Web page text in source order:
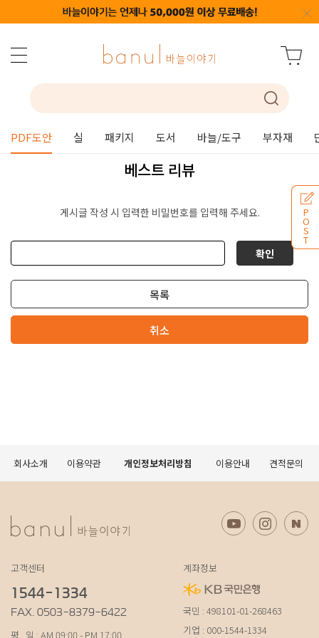
PDF도안 실 패키지 도서 바늘/도구 부자재
P
O
S
T
베스트 리뷰
게시글 작성 시 입력한 비밀번호를 입력해 주세요.
확인
목록
취소
회사소개 이용약관 개인정보처리방침 이용안내 견적문의
고객센터
1544-1334
FAX. 0503-8379-6422
평 일 : AM 09:00 - PM 17:00
계좌정보
국민 : 498101-01-268463
기업 : 000-1544-1334